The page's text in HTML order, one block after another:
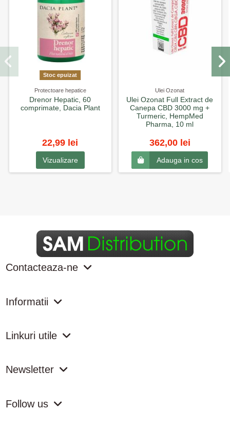
Stoc epuizat
Protectoare hepatice
Drenor Hepatic, 60
comprimate, Dacia Plant
22,99 lei
Vizualizare
Ulei Ozonat
Ulei Ozonat Full Extract de
Canepa CBD 3000 mg +
Turmeric, HempMed
Pharma, 10 ml
362,00 lei
Adauga in cos
Contacteaza-ne
Informatii
Linkuri utile
Newsletter
Follow us